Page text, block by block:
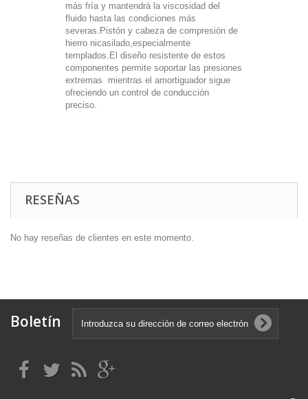
más fría y mantendrá la viscosidad del
fluido hasta las condiciones más
severas.Pistón y cabeza de compresión de
hierro nicasilado,especialmente
templados.El diseño resistente de estos
componentes permite soportar las presiones
extremas mientras el amortiguador sigue
ofreciendo un control de conducción
preciso.
RESEÑAS
No hay reseñas de clientes en este momento.
Boletín